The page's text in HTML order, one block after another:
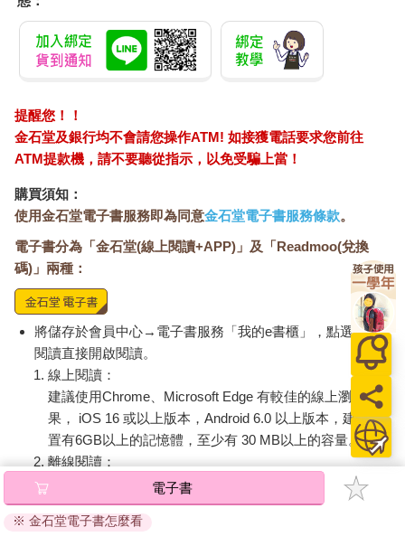
有那種本事，所以我奮鬥不懈。
我在訓練方面奮鬥不懈，也在工作方面奮鬥不懈。
從不怠惰是我唯一的強處。所以我不能輕描淡寫的說：「今天不
去跑步了。我犧牲的已經夠多了。」
所有人都做那種事。所有人都會找藉口，所有人都會找理由。你
永遠都能變出一個說法，解釋你為何不去面對挑戰。所以我已經
學到，永遠不要在意有什麼藉口。藉口永遠無法令人信服。這就
是我的心態，也是我的強處。這就是我打造耐力、培育韌性的方
法。在我的行程表裡，從來沒有休息日，而這就是我勝過別人的
理由。
這是紀律。是耐力。是敬業態度。
過去的三十多年，我已經聽過同樣類型的各種藉口了。
「是啊，我也能在弓獵上做點大事。不過我有孩子要養。」
我也有孩子。
「我希望我能像你這樣隨時訓練、射箭，不過我有全職工作。」
是哦，我也有全職工作。
我一直是個努力工作的員工，但努力只是起點。敬業的精神不是
在心裡想著就會出現，你必須付出才能獲取它；紀律與卓越，並
不是只靠著憑空設想便能取得。下定決心每天去做某件事，持續
一年。不管是跑每天一英里路、讀一個章節的書、寫一段文章、
吃早餐，或是喝一加侖的水——找出某種能幫助你自我提升的事
情，每天去做，持續一年。
那就是你打造出紀律、耐力、敬業態度的方法。
如果你把目標設得高，請確保在這段旅程中，自己具有充沛的熱
情來驅動你前進。偉大的成就從來無法輕易達成，所以在這段路
提醒您！！
金石堂及銀行均不會請您操作ATM! 如接獲電話要求您前往
ATM提款機，請不要聽從指示，以免受騙上當！
購買須知：
使用金石堂電子書服務即為同意金石堂電子書服務條款。
電子書分為「金石堂(線上閱讀+APP)」及「Readmoo(兌換
碼)」兩種：
將儲存於會員中心→電子書服務「我的e書櫃」，點選線上
閱讀直接開啟閱讀。
線上閱讀：
建議使用Chrome、Microsoft Edge 有較佳的線上瀏覽效
果， iOS 16 或以上版本，Android 6.0 以上版本，建議裝
置有6GB以上的記憶體，至少有 30 MB以上的容量。
離線閱讀：
Android
安裝電子書APP後，請依照提示登入「會員中心」→「我
的E書櫃」→「電子書APP通行碼/載具管理」，取得通行
電子書
※ 金石堂電子書怎麼看